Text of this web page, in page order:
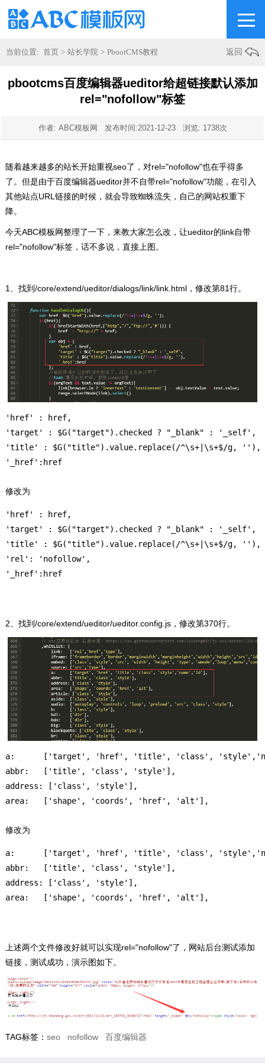
当前位置: 首页 > 站长学院 > PbootCMS教程 返回
pbootcms百度编辑器ueditor给超链接默认添加
rel="nofollow"标签
作者: ABC模板网 发布时间:2021-12-23浏览: 1738次
随着越来越多的站长开始重视seo了，对rel="nofollow"也在乎得多
了。但是由于百度编辑器ueditor并不自带rel="nofollow"功能，在引入
其他站点URL链接的时候，就会导致蜘蛛流失，自己的网站权重下
降。
今天ABC模板网整理了一下，来教大家怎么改，让ueditor的link自带
rel="nofollow"标签，话不多说，直接上图。
1、找到/core/extend/ueditor/dialogs/link/link.html，修改第81行。
'href' : href,
'target' : $G("target").checked ? "_blank" : '_self',
'title' : $G("title").value.replace(/^\s+|\s+$/g, ''),
'_href':href
修改为
'href' : href,
'target' : $G("target").checked ? "_blank" : '_self',
'title' : $G("title").value.replace(/^\s+|\s+$/g, ''),
'rel': 'nofollow',
'_href':href
2、找到/core/extend/ueditor/ueditor.config.js，修改第370行。
a:      ['target', 'href', 'title', 'class',
abbr:   ['title', 'class', 'style'],
address: ['class', 'style'],
area:   ['shape', 'coords', 'href', 'alt'],
修改为
a:      ['target', 'href', 'title', 'class',
abbr:   ['title', 'class', 'style'],
address: ['class', 'style'],
area:   ['shape', 'coords', 'href', 'alt'],
上述两个文件修改好就可以实现rel="nofollow"了，网站后台测试添加
链接，测试成功，演示图如下。
TAG标签： seo nofollow 百度编辑器